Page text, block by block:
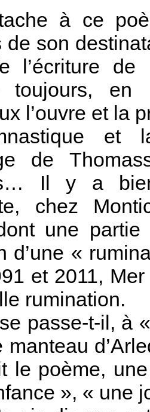
à ce
de son
l’écriture de
toujours, en
l’ouvre et la
et
de
Il y a
chez
une
d’une «
et 2011,
rumination.
passe-t-il, à
manteau
le poème,
», « une